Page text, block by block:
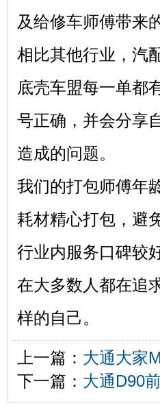
及给修车师傅带来
相比其他行业，汽
底壳车盟每一单都
号正确，并会分享
造成的问题。
我们的打包师傅年
耗材精心打包，避
行业内服务口碑较
在大多数人都在追
样的自己。
上一篇： 大通大家
下一篇： 大通D90